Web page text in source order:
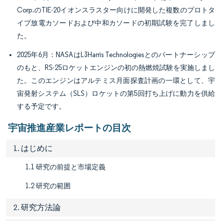
Corp.のTIE-20イオンスラスター向けに開発した複数のプロトタ
イプ放電カソードおよび中和カソードの初期試験を完了しまし
た。
2025年6月：NASAはL3Harris Technologiesとのパートナーシップ
のもと、RS-25ロケットエンジンの初の熱燃焼試験を実施しまし
た。このエンジンはアルテミス月面探査計画の一環として、宇
宙発射システム（SLS）ロケットの第5回打ち上げに動力を供給
する予定です。
宇宙推進産業レポートの目次
1. はじめに
1.1 研究の前提と市場定義
1.2 研究の範囲
2. 研究方法論